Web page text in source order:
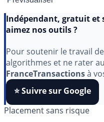
aimez nos outils ?
Pour soutenir le travail
algorithmes et ne rater
FranceTransactionsà
⭐️ Suivre sur Google